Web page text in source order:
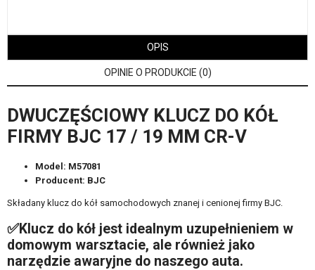
OPIS
OPINIE O PRODUKCIE (0)
DWUCZĘŚCIOWY KLUCZ DO KÓŁ
FIRMY BJC 17 / 19 MM CR-V
Model: M57081
Producent: BJC
Składany klucz do kół samochodowych znanej i cenionej firmy BJC.
✅Klucz do kół jest idealnym uzupełnieniem w
domowym warsztacie, ale również jako
narzędzie awaryjne do naszego auta.